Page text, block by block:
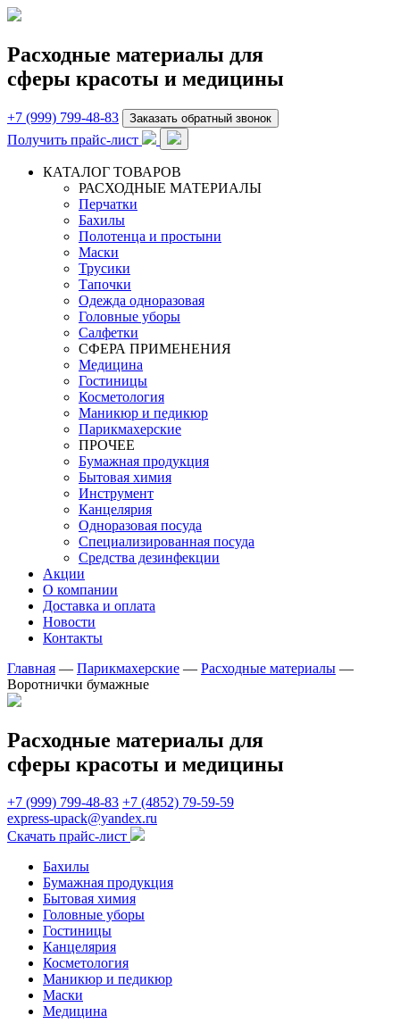
Расходные материалы для
сферы красоты и медицины
+7 (999) 799-48-83 Заказать обратный звонок
Получить прайс-лист
КАТАЛОГ ТОВАРОВ
РАСХОДНЫЕ МАТЕРИАЛЫ
Перчатки
Бахилы
Полотенца и простыни
Маски
Трусики
Тапочки
Одежда одноразовая
Головные уборы
Салфетки
СФЕРА ПРИМЕНЕНИЯ
Медицина
Гостиницы
Косметология
Маникюр и педикюр
Парикмахерские
ПРОЧЕЕ
Бумажная продукция
Бытовая химия
Инструмент
Канцелярия
Одноразовая посуда
Специализированная посуда
Средства дезинфекции
Акции
О компании
Доставка и оплата
Новости
Контакты
Главная — Парикмахерские — Расходные материалы —
Воротнички бумажные
Расходные материалы для
сферы красоты и медицины
+7 (999) 799-48-83 +7 (4852) 79-59-59
express-upack@yandex.ru
Скачать прайс-лист
Бахилы
Бумажная продукция
Бытовая химия
Головные уборы
Гостиницы
Канцелярия
Косметология
Маникюр и педикюр
Маски
Медицина